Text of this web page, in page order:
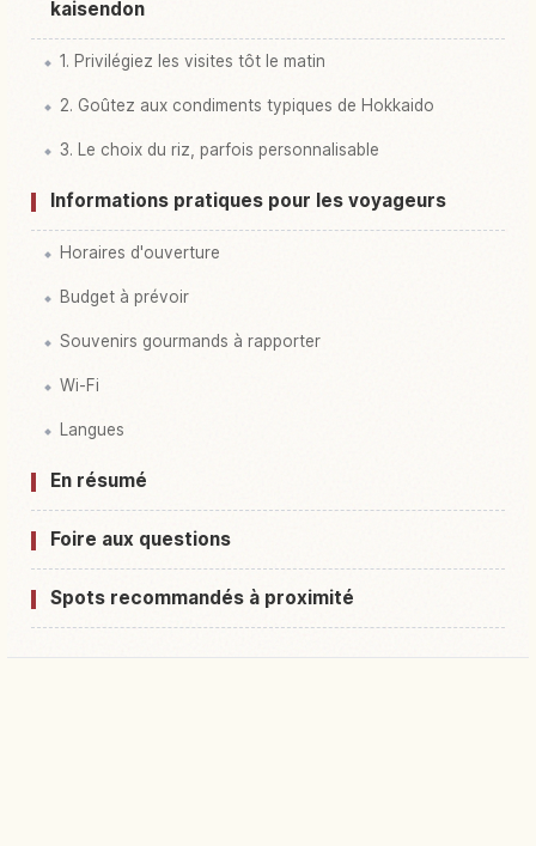
kaisendon
1. Privilégiez les visites tôt le matin
2. Goûtez aux condiments typiques de Hokkaido
3. Le choix du riz, parfois personnalisable
Informations pratiques pour les voyageurs
Horaires d'ouverture
Budget à prévoir
Souvenirs gourmands à rapporter
Wi-Fi
Langues
En résumé
Foire aux questions
Spots recommandés à proximité